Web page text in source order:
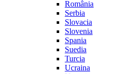
România
Serbia
Slovacia
Slovenia
Spania
Suedia
Turcia
Ucraina